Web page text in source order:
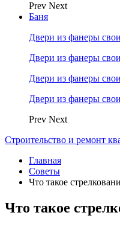
Prev Next
Баня
Двери из фанеры
Двери из фанеры
Двери из фанеры
Двери из фанеры
Prev Next
Строительство и ремонт
Главная
Советы
Что такое
Что такое